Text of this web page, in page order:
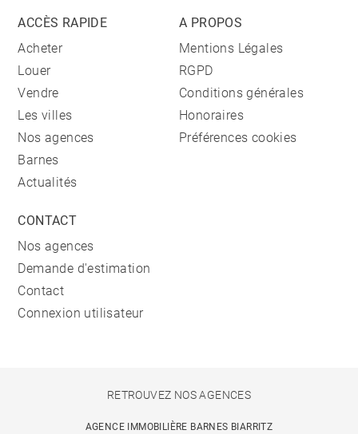
ACCÈS RAPIDE
Acheter
Louer
Vendre
Les villes
Nos agences
Barnes
Actualités
A PROPOS
Mentions Légales
RGPD
Conditions générales
Honoraires
Préférences cookies
CONTACT
Nos agences
Demande d'estimation
Contact
Connexion utilisateur
RETROUVEZ NOS AGENCES
AGENCE IMMOBILIÈRE BARNES BIARRITZ